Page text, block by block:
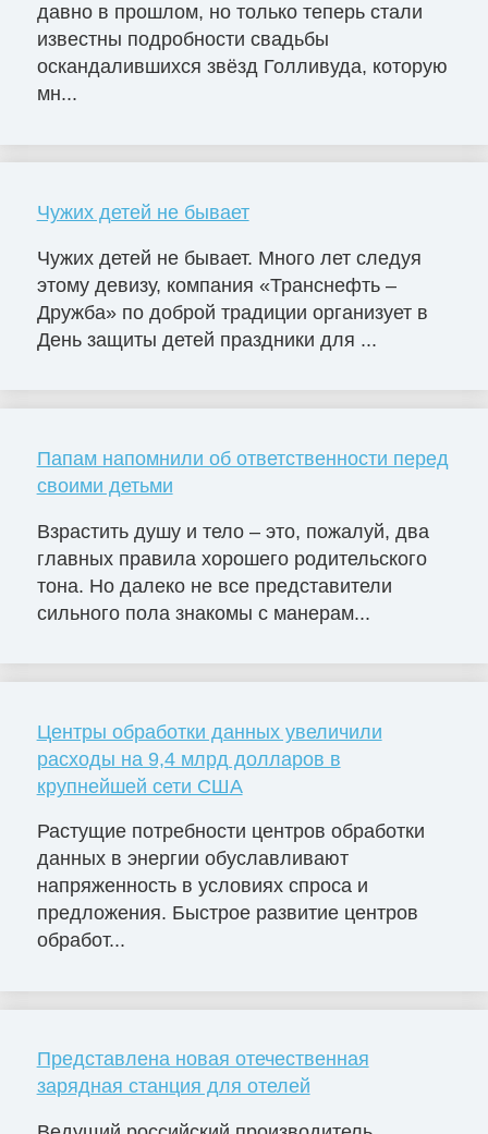
давно в прошлом, но только теперь стали
известны подробности свадьбы
оскандалившихся звёзд Голливуда, которую
мн...
Чужих детей не бывает
Чужих детей не бывает. Много лет следуя
этому девизу, компания «Транснефть –
Дружба» по доброй традиции организует в
День защиты детей праздники для ...
Папам напомнили об ответственности перед
своими детьми
Взрастить душу и тело – это, пожалуй, два
главных правила хорошего родительского
тона. Но далеко не все представители
сильного пола знакомы с манерам...
Центры обработки данных увеличили
расходы на 9,4 млрд долларов в
крупнейшей сети США
Растущие потребности центров обработки
данных в энергии обуславливают
напряженность в условиях спроса и
предложения. Быстрое развитие центров
обработ...
Представлена новая отечественная
зарядная станция для отелей